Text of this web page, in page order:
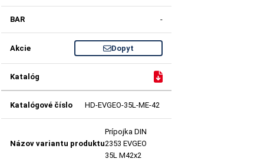
-
Dopyt
HD-EVGEO-35L-ME-42
Prípojka DIN
2353 EVGEO
35L M42x2